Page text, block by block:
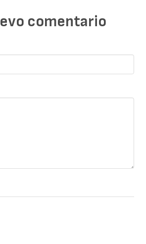
comentario